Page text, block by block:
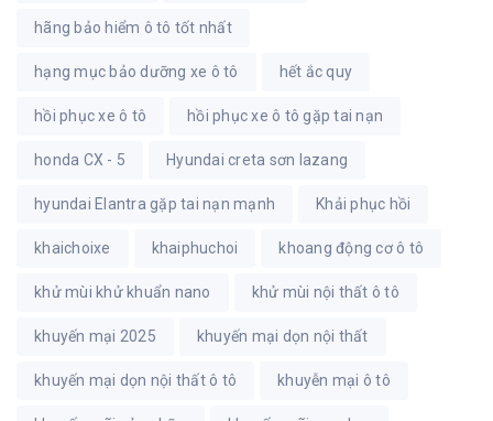
hãng bảo hiểm ô tô tốt nhất
hạng mục bảo dưỡng xe ô tô hết ắc quy
hồi phục xe ô tô hồi phục xe ô tô gặp tai nạn
honda CX - 5 Hyundai creta sơn lazang
hyundai Elantra gặp tai nạn mạnh Khải phục hồi
khaichoixe khaiphuchoi khoang động cơ ô tô
khử mùi khử khuẩn nano khử mùi nội thất ô tô
khuyến mại 2025 khuyến mại dọn nội thất
khuyến mại dọn nội thất ô tô khuyễn mại ô tô